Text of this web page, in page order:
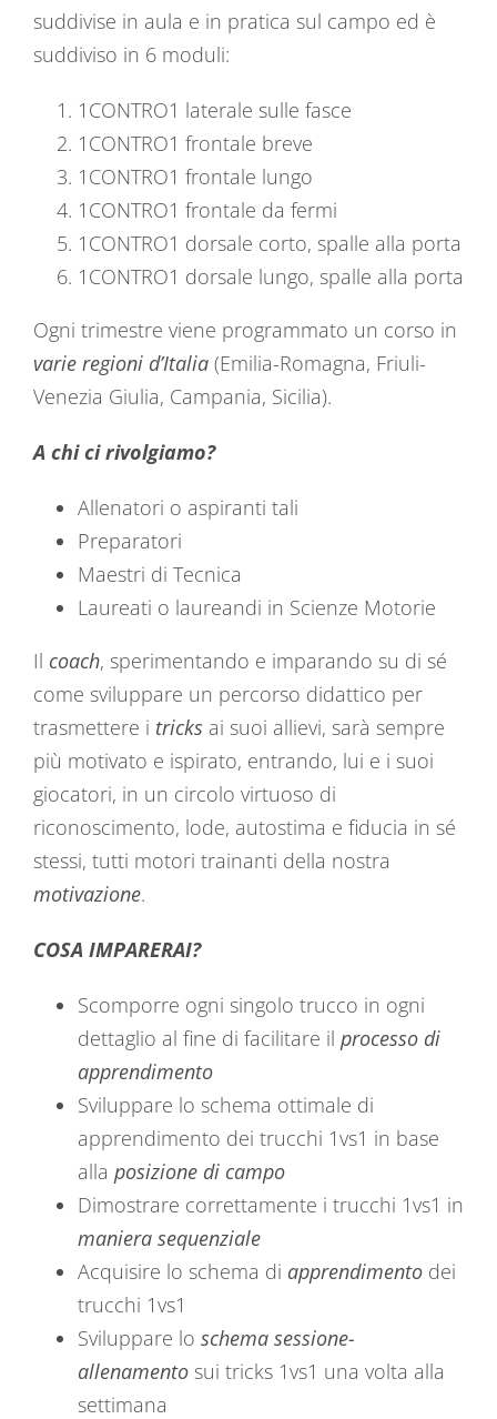
suddivise in aula e in pratica sul campo ed è
suddiviso in 6 moduli:
1CONTRO1 laterale sulle fasce
1CONTRO1 frontale breve
1CONTRO1 frontale lungo
1CONTRO1 frontale da fermi
1CONTRO1 dorsale corto, spalle alla porta
1CONTRO1 dorsale lungo, spalle alla porta
Ogni trimestre viene programmato un corso in
varie regioni d’Italia (Emilia-Romagna, Friuli-
Venezia Giulia, Campania, Sicilia).
A chi ci rivolgiamo?
Allenatori o aspiranti tali
Preparatori
Maestri di Tecnica
Laureati o laureandi in Scienze Motorie
Il coach, sperimentando e imparando su di sé
come sviluppare un percorso didattico per
trasmettere i tricks ai suoi allievi, sarà sempre
più motivato e ispirato, entrando, lui e i suoi
giocatori, in un circolo virtuoso di
riconoscimento, lode, autostima e fiducia in sé
stessi, tutti motori trainanti della nostra
motivazione.
COSA IMPARERAI?
Scomporre ogni singolo trucco in ogni
dettaglio al fine di facilitare il processo di
apprendimento
Sviluppare lo schema ottimale di
apprendimento dei trucchi 1vs1 in base
alla posizione di campo
Dimostrare correttamente i trucchi 1vs1 in
maniera sequenziale
Acquisire lo schema di apprendimento dei
trucchi 1vs1
Sviluppare lo schema sessione-
allenamento sui tricks 1vs1 una volta alla
settimana